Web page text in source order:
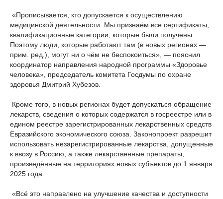
«Прописывается, кто допускается к осуществлению
медицинской деятельности. Мы признаём все сертификаты,
квалификационные категории, которые были получены.
Поэтому люди, которые работают там (в новых регионах —
прим. ред.), могут ни о чём не беспокоиться», — пояснил
координатор направления народной программы «Здоровье
человека», председатель комитета Госдумы по охране
здоровья Дмитрий Хубезов.
Кроме того, в новых регионах будет допускаться обращение
лекарств, сведения о которых содержатся в госреестре или в
едином реестре зарегистрированных лекарственных средств
Евразийского экономического союза. Законопроект разрешит
использовать незарегистрированные лекарства, допущенные
к ввозу в Россию, а также лекарственные препараты,
произведённые на территориях новых субъектов до 1 января
2025 года.
«Всё это направлено на улучшение качества и доступности